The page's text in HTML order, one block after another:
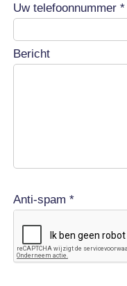
Uw telefoonnummer *
Bericht
Anti-spam *